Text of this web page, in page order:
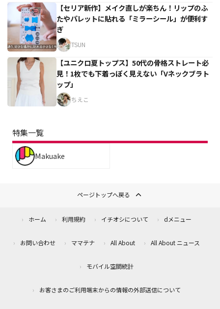
【セリア新作】メイク直しが楽ちん！リップのふ
たやパレットに貼れる「ミラーシール」が便利す
ぎ
TSUN
【ユニクロ夏トップス】50代の骨格ストレート必
見！1枚でも下着っぽく見えない「Vネックブラト
ップ」
ちえこ
特集一覧
Makuake
ページトップへ戻る
ホーム 利用規約 イチオシについて dメニュー
お問い合わせ ママテナ All About All About ニュース
モバイル空間統計
お客さまのご利用端末からの情報の外部送信について